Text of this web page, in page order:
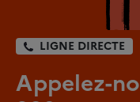
LIGNE DIRECTE
Appelez-